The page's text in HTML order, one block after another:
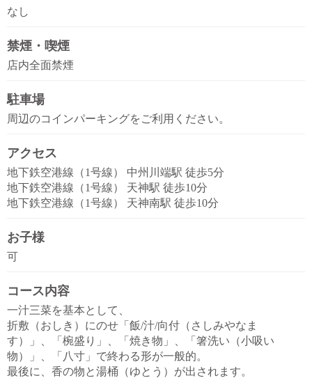
なし
禁煙・喫煙
店内全面禁煙
駐車場
周辺のコインパーキングをご利用ください。
アクセス
地下鉄空港線（1号線） 中州川端駅 徒歩5分
地下鉄空港線（1号線） 天神駅 徒歩10分
地下鉄空港線（1号線） 天神南駅 徒歩10分
お子様
可
コース内容
一汁三菜を基本として、
折敷（おしき）にのせ「飯/汁/向付（さしみやなま
す）」、「椀盛り」、「焼き物」、「箸洗い（小吸い
物）」、「八寸」で終わる形が一般的。
最後に、香の物と湯桶（ゆとう）が出されます。